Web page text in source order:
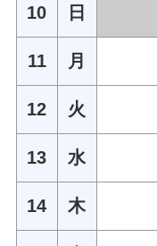
10 日
11 月
12 火
13 水
14 木